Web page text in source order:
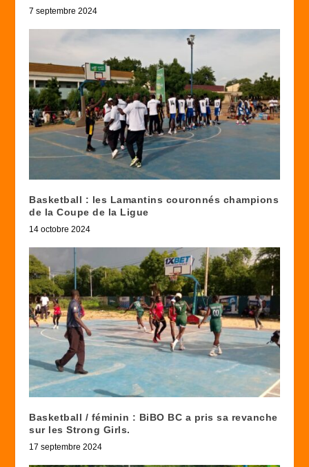
7 septembre 2024
Basketball : les Lamantins couronnés champions
de la Coupe de la Ligue
14 octobre 2024
Basketball / féminin : BiBO BC a pris sa revanche
sur les Strong Girls.
17 septembre 2024